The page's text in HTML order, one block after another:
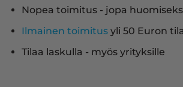
Nopea toimitus - jopa
Ilmainen toimitusyli 50 Euron
Tilaa laskulla - myös yrityksille